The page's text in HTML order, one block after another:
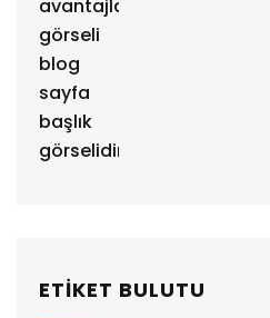
ETIKET BULUTU